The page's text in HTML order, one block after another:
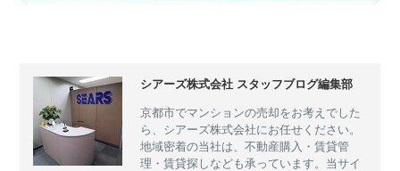
シアーズ株式会社 スタッフブログ編集部
京都市でマンションの売却をお考えでした
ら、シアーズ株式会社にお任せください。
地域密着の当社は、不動産購入・賃貸管
理・賃貸探しなども承っています。当サイ